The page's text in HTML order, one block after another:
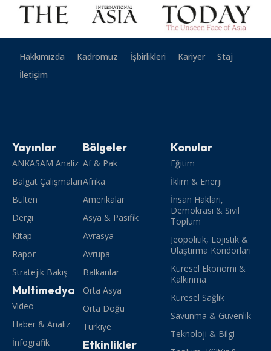
Hakkımızda Kadromuz İşbirlikleri Kariyer
Staj
İletişim
Yayınlar
ANKASAM Analiz
Balgat Çalışmaları
Bülten
Dergi
Kitap
Rapor
Stratejik Bakış
Multimedya
Video
Haber & Analiz
İnfografik
Bölgeler
Af & Pak
Afrika
Amerikalar
Asya & Pasifik
Avrasya
Avrupa
Balkanlar
Orta Asya
Orta Doğu
Türkiye
Etkinlikler
Konular
Eğitim
İklim & Enerji
İnsan Hakları,
Demokrasi & Sivil
Toplum
Jeopolitik, Lojistik &
Ulaştırma Koridorları
Küresel Ekonomi &
Kalkınma
Küresel Sağlık
Savunma & Güvenlik
Teknoloji & Bilgi